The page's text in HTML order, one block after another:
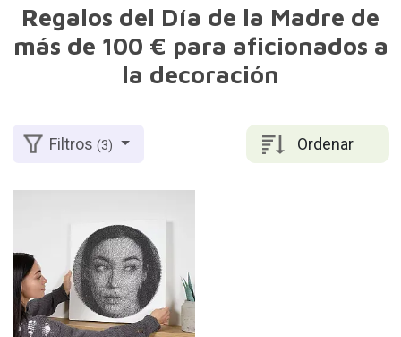
Regalos del Día de la Madre de
más de 100 € para aficionados a
la decoración
Ordenar
Filtros(3)